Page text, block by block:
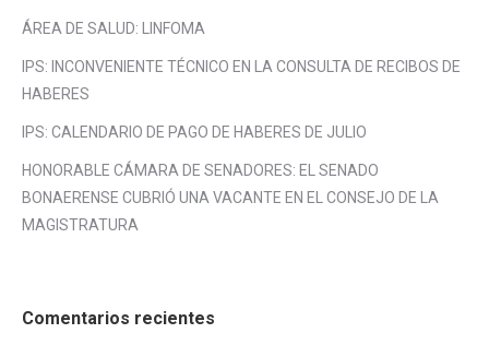
ÁREA DE SALUD: LINFOMA
IPS: INCONVENIENTE TÉCNICO EN LA CONSULTA DE RECIBOS DE
HABERES
IPS: CALENDARIO DE PAGO DE HABERES DE JULIO
HONORABLE CÁMARA DE SENADORES: EL SENADO
BONAERENSE CUBRIÓ UNA VACANTE EN EL CONSEJO DE LA
MAGISTRATURA
Comentarios recientes